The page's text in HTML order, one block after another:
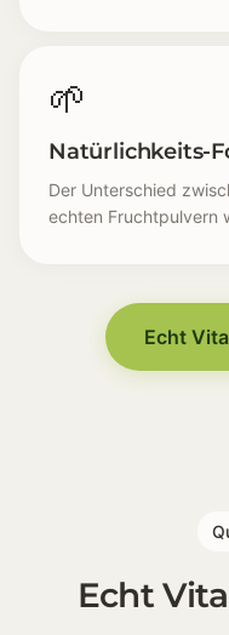
🌱
Natürlichkeits-
Der Unterschied
echten Fruchtpulvern
Energie-Alltag
Haut-
Belastungs
Echt
Echt